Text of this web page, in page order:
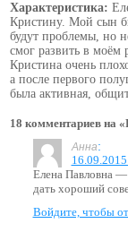
Характеристика:
Кристину. Мой сын
будут проблемы, но
смог развить в моём
Кристина очень
а после первого
была активная,
18 комментариев на
Анна:
Елена Павловна
дать хороший
Войдите, чтобы